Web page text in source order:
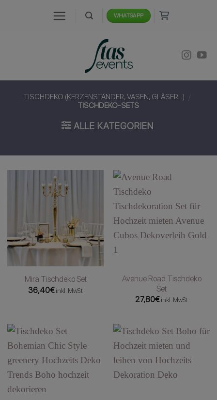
WHATSAPP
TISCHDEKO (KERZENSTÄNDER, VASEN, GLÄSER...) /
TISCHDEKO-SETS
ALLE KATEGORIEN
Mira Tischdeko Set
36,40€ inkl. MwSt
Avenue Road Tischdeko
Set
27,80€ inkl. MwSt